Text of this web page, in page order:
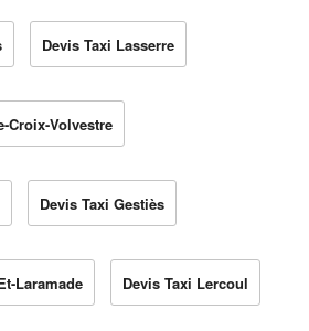
Devis Taxi Lasserre
Croix-Volvestre
Devis Taxi Gestiès
Laramade Devis Taxi Lercoul